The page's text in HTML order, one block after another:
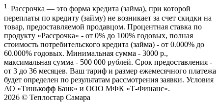
1. Рассрочка — это форма кредита (займа), при которой
переплаты по кредиту (займу) не возникает за счет скидки на
товар, предоставляемой продавцом. Процентная ставка по
продукту «Рассрочка» - от 0% до 100% годовых, полная
стоимость потребительского кредита (займа) - от 0.000% до
60.000% годовых. Минимальная сумма - 3000 р.,
максимальная сумма - 500 000 рублей. Срок предоставления -
от 3 до 36 месяцев. Ваш тариф и размер ежемесячного платежа
будет определен по результатам рассмотрения заявки. Условия
АО «Тинькофф Банк» и ООО МФК «Т-Финанс».
2026 © Теплостар Самара